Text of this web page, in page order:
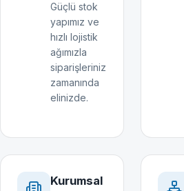
Güçlü stok
yapımız ve
hızlı lojistik
ağımızla
siparişleriniz
zamanında
elinizde.
Kurumsal